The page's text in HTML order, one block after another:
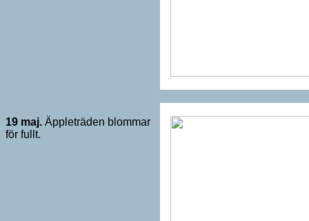
19 maj. Äppleträden blommar
för fullt.